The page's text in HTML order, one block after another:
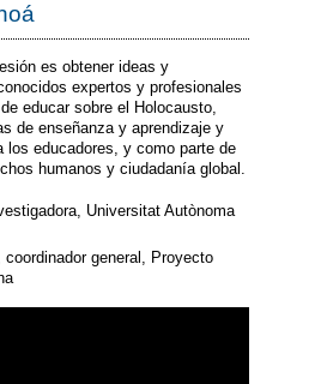
es obtener ideas y
expertos y profesionales
educar sobre el Holocausto,
de enseñanza y aprendizaje y
los educadores, y como parte de
humanos y ciudadanía global.
Universitat Autònoma
coordinador general, Proyecto